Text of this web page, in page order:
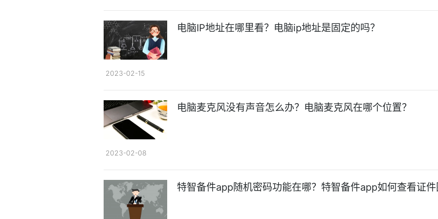
电脑IP地址在哪里看？电脑ip地址是固定的吗？
2023-02-15
电脑麦克风没有声音怎么办？电脑麦克风在哪个位置？
2023-02-08
特智备件app随机密码功能在哪？特智备件app如何查看证